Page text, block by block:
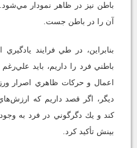
باطن نيز در ظاهر نمودار مي‌شود.
آن را در باطن جست.
بنابراين، در طي فرايند
باطني فرد را داريم، بايد
اعمال و حركات ظاهري اصرار
ديگر، اگر قصد داريم كه ارزش‌هاي
كند و يك دگرگوني در فرد به
بينش تأكيد كرد.